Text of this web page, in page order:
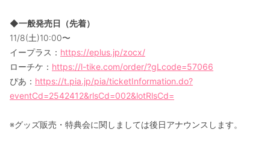
◆一般発売日（先着）
11/8(土)10:00〜
イープラス： https://eplus.jp/zocx/
ローチケ： https://l-tike.com/order/?gLcode=57066
ぴあ： https://t.pia.jp/pia/ticketInformation.do?
eventCd=2542412&rlsCd=002&lotRlsCd=
※グッズ販売・特典会に関しましては後日アナウンスします。